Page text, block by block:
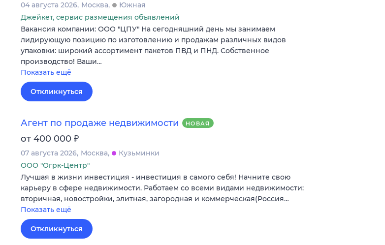
04 августа 2026 Москва
Южная
Джейкет, сервис размещения объявлений
Вакансия компании: ООО "ЦПУ" На сегодняшний день мы занимаем
лидирующую позицию по изготовлению и продажам различных видов
упаковки: широкий ассортимент пакетов ПВД и ПНД. Собственное
производство! Ваши…
Показать ещё
Откликнуться
Агент по продаже недвижимости НОВАЯ
от 400 000 ₽
07 августа 2026 Москва
Кузьминки
ООО "Огрк-Центр"
Лучшая в жизни инвестиция - инвестиция в самого себя! Начните свою
карьеру в сфере недвижимости. Работаем со всеми видами недвижимости:
вторичная, новостройки, элитная, загородная и коммерческая(Россия…
Показать ещё
Откликнуться